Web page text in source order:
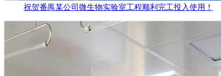
祝贺番禺某公司微生物实验室工程顺利完工投入使用！